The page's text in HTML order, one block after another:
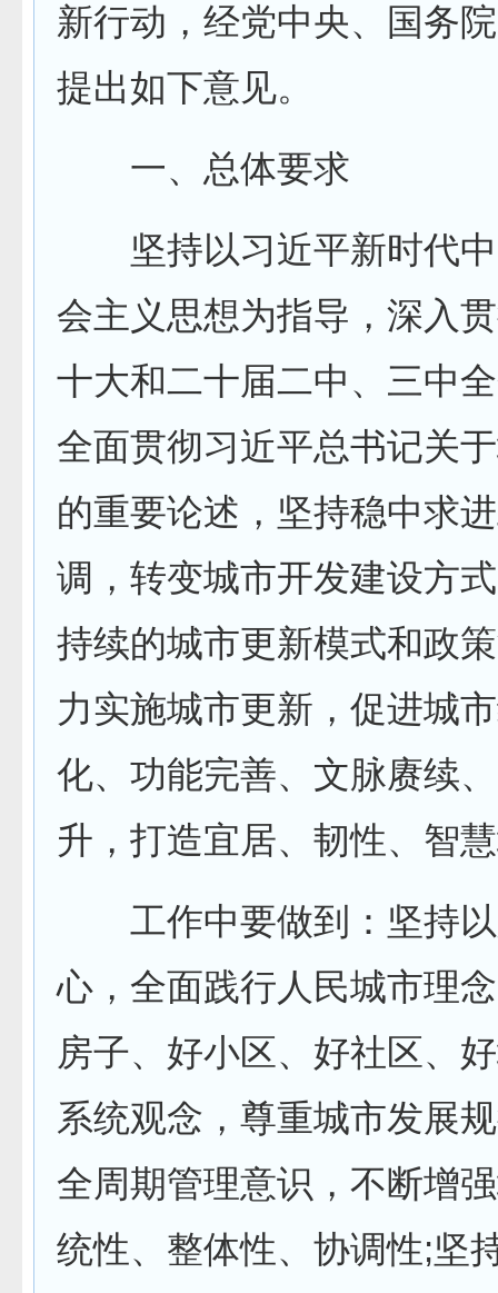
新行动，经党中央、国务
提出如下意见。
一、总体要求
坚持以习近平新时代中
会主义思想为指导，深入
十大和二十届二中、三中
全面贯彻习近平总书记关
的重要论述，坚持稳中求
调，转变城市开发建设方
持续的城市更新模式和政
力实施城市更新，促进城
化、功能完善、文脉赓续
升，打造宜居、韧性、智
工作中要做到：坚持以
心，全面践行人民城市理
房子、好小区、好社区、
系统观念，尊重城市发展
全周期管理意识，不断增
统性、整体性、协调性;坚